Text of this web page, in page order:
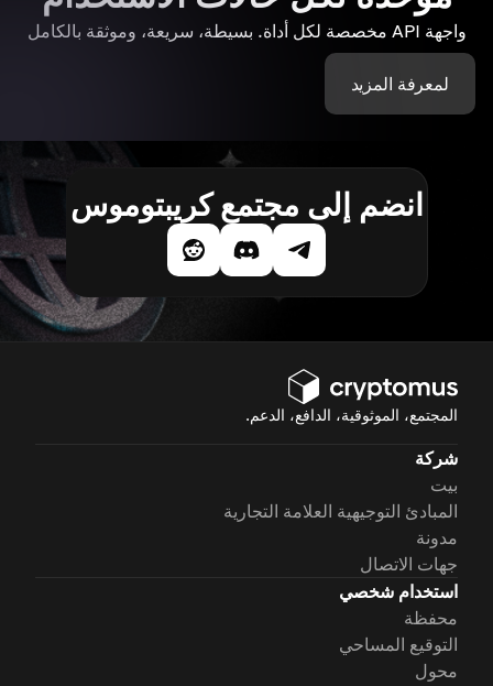
واجهة API مخصصة لكل أداة. بسيطة، سريعة، وموثقة بالكامل
لمعرفة المزيد
انضم إلى مجتمع كريبتوموس
المجتمع، الموثوقية، الدافع، الدعم.
شركة
بيت
المبادئ التوجيهية العلامة التجارية
مدونة
جهات الاتصال
استخدام شخصي
محفظة
التوقيع المساحي
محول